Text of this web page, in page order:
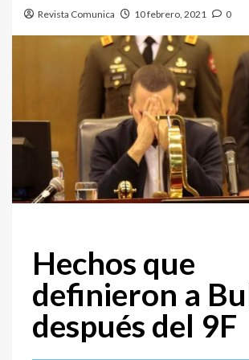
Revista Comunica 10 febrero, 2021 0
Hechos que
definieron a
después del 9F